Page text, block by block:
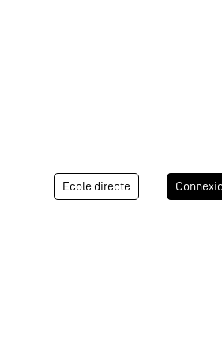
Ecole directe